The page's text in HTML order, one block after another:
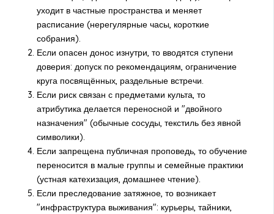
уходит в частные пространства и меняет
расписание (нерегулярные часы, короткие
собрания).
Если опасен донос изнутри, то вводятся ступени
доверия: допуск по рекомендациям, ограничение
круга посвящённых, раздельные встречи.
Если риск связан с предметами культа, то
атрибутика делается переносной и "двойного
назначения" (обычные сосуды, текстиль без явной
символики).
Если запрещена публичная проповедь, то обучение
переносится в малые группы и семейные практики
(устная катехизация, домашнее чтение).
Если преследование затяжное, то возникает
"инфраструктура выживания": курьеры, тайники,